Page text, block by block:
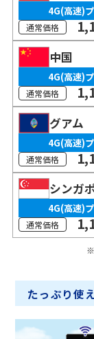
4G(高速)
通常価格
中国
4G(高速)
通常価格
グアム
4G(高速)
通常価格
シンガ
4G(高速)
通常価格
※
たっぷり使